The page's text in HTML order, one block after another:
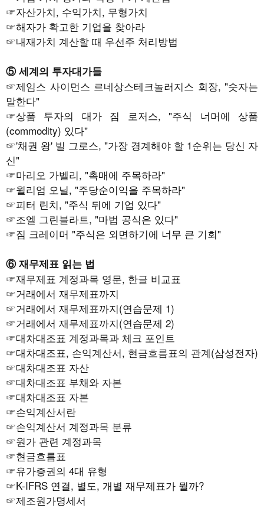
☞자산가치, 수익가치, 무형가치
☞해자가 확고한 기업을 찾아라
☞내재가치 계산할 때 우선주 처리방법
⑤ 세계의 투자대가들
☞제임스 사이먼스 르네상스테크놀러지스 회장, "숫자는
말한다"
☞상품 투자의 대가 짐 로저스, "주식 너머에 상품
(commodity) 있다"
☞'채권 왕' 빌 그로스, "가장 경계해야 할 1순위는 당신 자
신"
☞마리오 가벨리, "촉매에 주목하라"
☞윌리엄 오닐, "주당순이익을 주목하라"
☞피터 린치, "주식 뒤에 기업 있다"
☞조엘 그린블라트, "마법 공식은 있다"
☞짐 크레이머 "주식은 외면하기에 너무 큰 기회"
⑥ 재무제표 읽는 법
☞재무제표 계정과목 영문, 한글 비교표
☞거래에서 재무제표까지
☞거래에서 재무제표까지(연습문제 1)
☞거래에서 재무제표까지(연습문제 2)
☞대차대조표 계정과목과 체크 포인트
☞대차대조표, 손익계산서, 현금흐름표의 관계(삼성전자)
☞대차대조표 자산
☞대차대조표 부채와 자본
☞대차대조표 자본
☞손익계산서란
☞손익계산서 계정과목 분류
☞원가 관련 계정과목
☞현금흐름표
☞유가증권의 4대 유형
☞K-IFRS 연결, 별도, 개별 재무제표가 뭘까?
☞제조원가명세서